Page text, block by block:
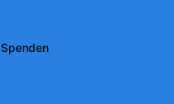
Spenden